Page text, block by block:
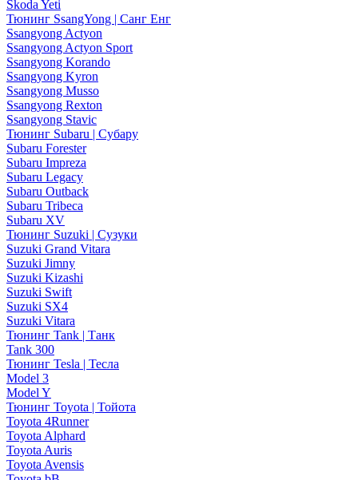
Skoda Yeti
Тюнинг SsangYong | Санг Енг
Ssangyong Actyon
Ssangyong Actyon Sport
Ssangyong Korando
Ssangyong Kyron
Ssangyong Musso
Ssangyong Rexton
Ssangyong Stavic
Тюнинг Subaru | Субару
Subaru Forester
Subaru Impreza
Subaru Legacy
Subaru Outback
Subaru Tribeca
Subaru XV
Тюнинг Suzuki | Сузуки
Suzuki Grand Vitara
Suzuki Jimny
Suzuki Kizashi
Suzuki Swift
Suzuki SX4
Suzuki Vitara
Тюнинг Tank | Танк
Tank 300
Тюнинг Tesla | Тесла
Model 3
Model Y
Тюнинг Toyota | Тойота
Toyota 4Runner
Toyota Alphard
Toyota Auris
Toyota Avensis